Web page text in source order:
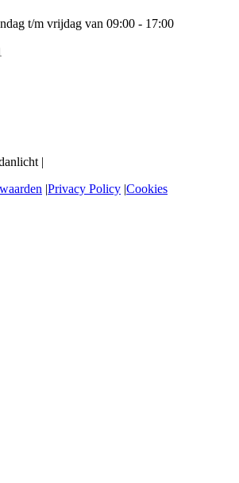
t/m vrijdag van 09:00 - 17:00
|
Privacy Policy Cookies